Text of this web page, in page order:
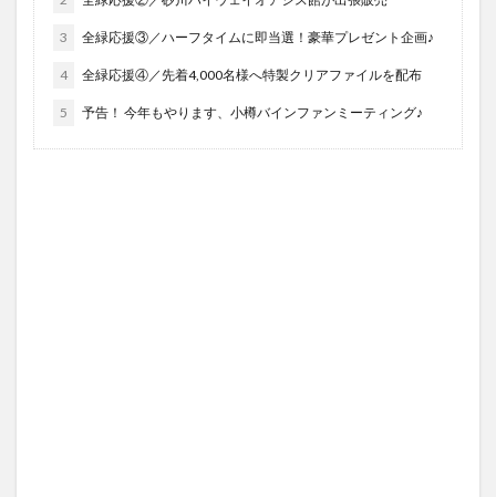
3 全緑応援③／ハーフタイムに即当選！豪華プレゼント企画♪
4 全緑応援④／先着4,000名様へ特製クリアファイルを配布
5 予告！ 今年もやります、小樽バインファンミーティング♪